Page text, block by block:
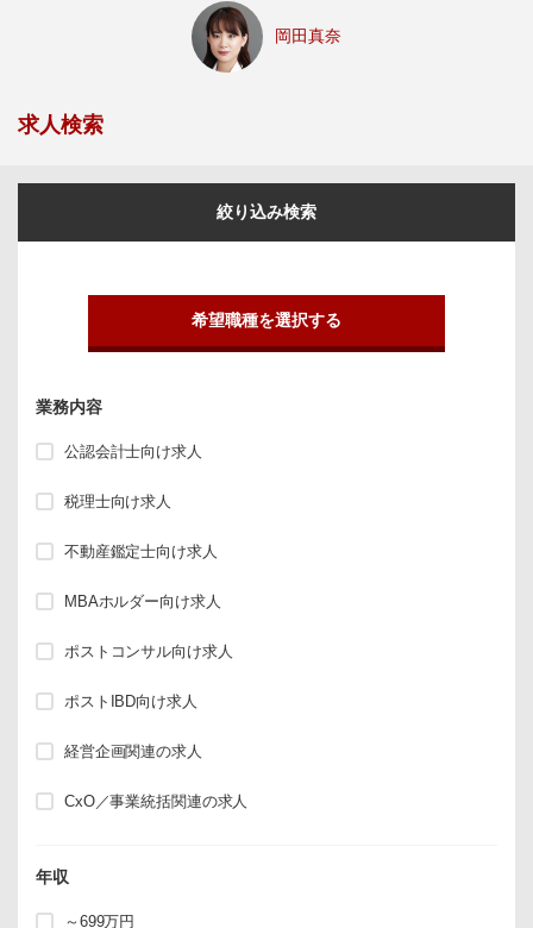
岡田真奈
求人検索
絞り込み検索
希望職種を選択する
業務内容
公認会計士向け求人
税理士向け求人
不動産鑑定士向け求人
MBAホルダー向け求人
ポストコンサル向け求人
ポストIBD向け求人
経営企画関連の求人
CxO／事業統括関連の求人
年収
～699万円